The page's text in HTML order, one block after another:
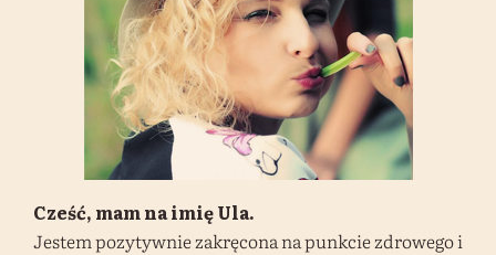
Cześć, mam na imię Ula.
Jestem pozytywnie zakręcona na punkcie zdrowego i